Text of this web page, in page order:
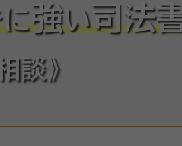
に強い司法
談》